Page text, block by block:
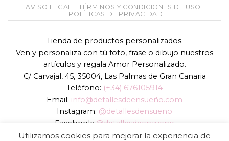
AVISO LEGAL
TÉRMINOS Y CONDICIONES DE USO
POLÍTICAS DE PRIVACIDAD
Tienda de productos personalizados.
Ven y personaliza con tú foto, frase o dibujo nuestros
artículos y regala Amor Personalizado.
C/ Carvajal, 45, 35004, Las Palmas de Gran Canaria
Teléfono: (+34) 676105914
Email: info@detallesdeensueño.com
Instagram: @detallesdensueno
Facebook: @detallesdeensueno
TikTok: @detallesdensueno
Utilizamos cookies para mejorar la experiencia de